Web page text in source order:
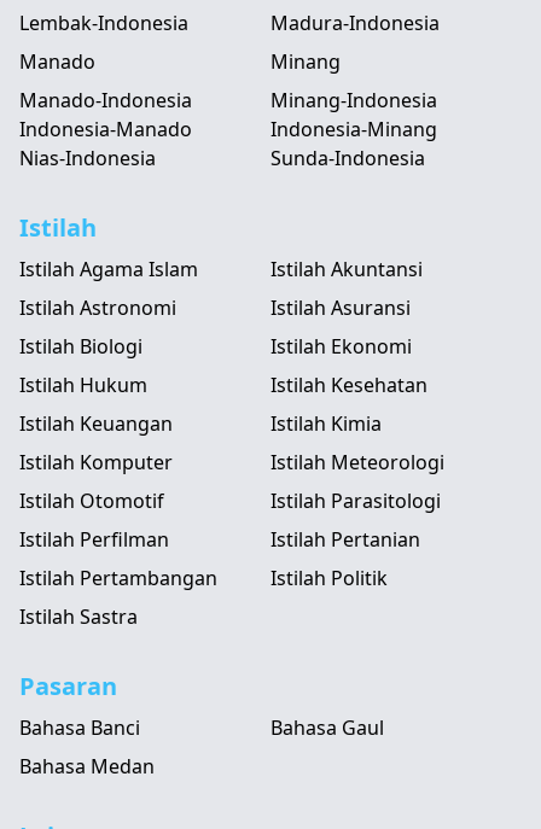
Lembak-Indonesia
Madura-Indonesia
Manado
Manado-Indonesia
Indonesia-Manado
Minang
Minang-Indonesia
Indonesia-Minang
Nias-Indonesia
Sunda-Indonesia
Istilah
Istilah Agama Islam
Istilah Akuntansi
Istilah Astronomi
Istilah Asuransi
Istilah Biologi
Istilah Ekonomi
Istilah Hukum
Istilah Kesehatan
Istilah Keuangan
Istilah Kimia
Istilah Komputer
Istilah Meteorologi
Istilah Otomotif
Istilah Parasitologi
Istilah Perfilman
Istilah Pertanian
Istilah Pertambangan
Istilah Politik
Istilah Sastra
Pasaran
Bahasa Banci
Bahasa Gaul
Bahasa Medan